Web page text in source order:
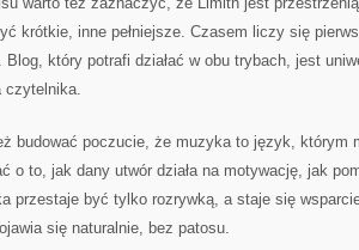
krótkie, inne pełniejsze. Czasem liczy się
Blog, który potrafi działać w obu trybach, jest
czytelnika.
budować poczucie, że muzyka to język, którym
o to, jak dany utwór działa na motywację, jak
przestaje być tylko rozrywką, a staje się
się naturalnie, bez patosu.